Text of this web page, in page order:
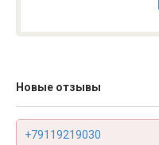
Новые отзывы
+79119219030